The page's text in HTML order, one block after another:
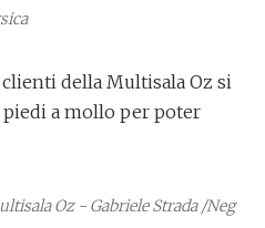
della Multisala Oz si
a mollo per poter
Oz - Gabriele Strada /Neg